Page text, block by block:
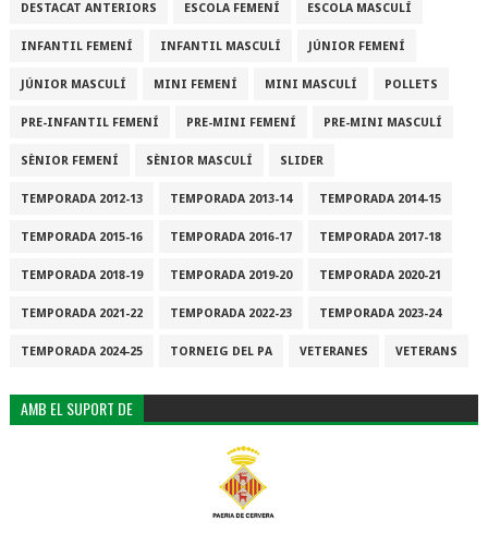
DESTACAT ANTERIORS ESCOLA FEMENÍ ESCOLA MASCULÍ
INFANTIL FEMENÍ INFANTIL MASCULÍ JÚNIOR FEMENÍ
JÚNIOR MASCULÍ MINI FEMENÍ MINI MASCULÍ POLLETS
PRE-INFANTIL FEMENÍ PRE-MINI FEMENÍ PRE-MINI MASCULÍ
SÈNIOR FEMENÍ SÈNIOR MASCULÍ SLIDER
TEMPORADA 2012-13 TEMPORADA 2013-14 TEMPORADA 2014-15
TEMPORADA 2015-16 TEMPORADA 2016-17 TEMPORADA 2017-18
TEMPORADA 2018-19 TEMPORADA 2019-20 TEMPORADA 2020-21
TEMPORADA 2021-22 TEMPORADA 2022-23 TEMPORADA 2023-24
TEMPORADA 2024-25 TORNEIG DEL PA VETERANES VETERANS
AMB EL SUPORT DE